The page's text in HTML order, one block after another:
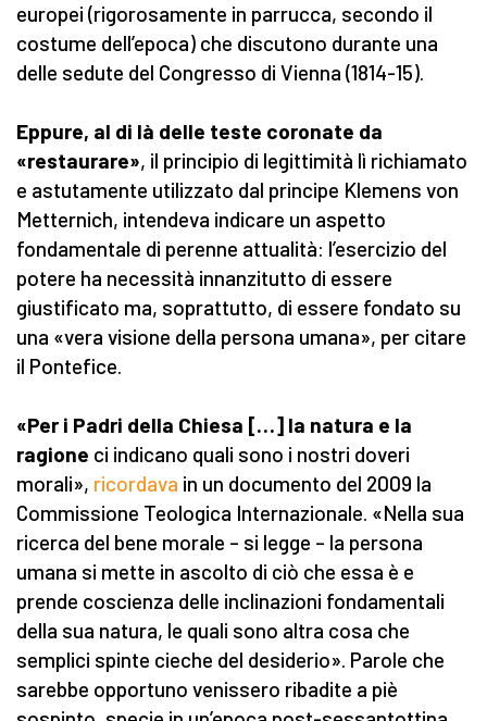
europei (rigorosamente in parrucca, secondo il
costume dell’epoca) che discutono durante una
delle sedute del Congresso di Vienna (1814-15).
Eppure, al di là delle teste coronate da
«restaurare», il principio di legittimità lì richiamato
e astutamente utilizzato dal principe Klemens von
Metternich, intendeva indicare un aspetto
fondamentale di perenne attualità: l’esercizio del
potere ha necessità innanzitutto di essere
giustificato ma, soprattutto, di essere fondato su
una «vera visione della persona umana», per citare
il Pontefice.
«Per i Padri della Chiesa […] la natura e la
ragione ci indicano quali sono i nostri doveri
morali», ricordava in un documento del 2009 la
Commissione Teologica Internazionale. «Nella sua
ricerca del bene morale – si legge – la persona
umana si mette in ascolto di ciò che essa è e
prende coscienza delle inclinazioni fondamentali
della sua natura, le quali sono altra cosa che
semplici spinte cieche del desiderio». Parole che
sarebbe opportuno venissero ribadite a piè